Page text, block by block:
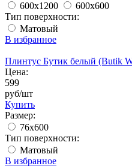
600x1200
600x600
Тип поверхности:
Матовый
В избранное
Плинтус Бутик белый (Butik
Цена:
599
руб/шт
Купить
Размер:
76х600
Тип поверхности:
Матовый
В избранное